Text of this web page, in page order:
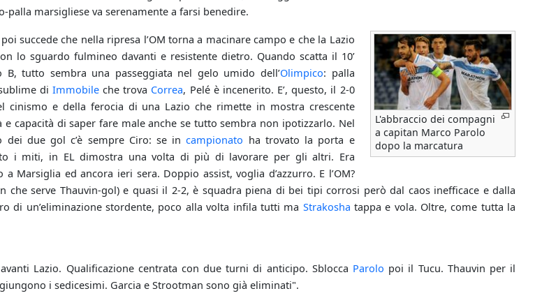
L'abbraccio dei compagni
a capitan Marco Parolo
dopo la marcatura
­palla marsigliese va serenamente a farsi benedire.
poi succede che nella ripresa l’OM torna a macinare campo e che la Lazio
lo sguardo fulmineo davanti e resistente dietro. Quando scatta il 10’
B, tutto sembra una passeggiata nel gelo umido dell’Olimpico: palla
di Immobileche trova Correa, Pelé è incenerito. E’, questo, il 2­-0
cinismo e della ferocia di una Lazio che ri­mette in mostra crescente
e capacità di saper fare male anche se tutto sembra non ipotizzarlo. Nel
dei due gol c’è sempre Ciro: se incampionato ha trovato la porta e
i miti, in EL dimostra una volta di più di lavorare per gli altri. Era
a Marsiglia ed ancora ieri sera. Doppio assist, voglia d’azzurro. E l’OM?
che serve Thauvin­-gol) e quasi il 2­-2, è squadra piena di bei tipi corrosi però dal caos inefficace e dalla
di un’eliminazione stordente, poco alla volta infila tutti ma Strakosha tappa e vola. Oltre, come tutta la
Lazio. Qualif‌icazione centrata con due turni di anticipo. Sblocca Parolo poi il Tucu. Thauvin per il
i sedicesimi. Garcia e Strootman sono già eliminati".